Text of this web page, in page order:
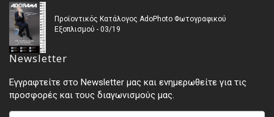
Προϊοντικός Κατάλογος AdoPhoto Φωτογραφικού
Εξοπλισμού - 03/19
Newsletter
Εγγραφτείτε στο Newsletter μας και ενημερωθείτε για τις
προσφορές και τους διαγωνισμούς μας.